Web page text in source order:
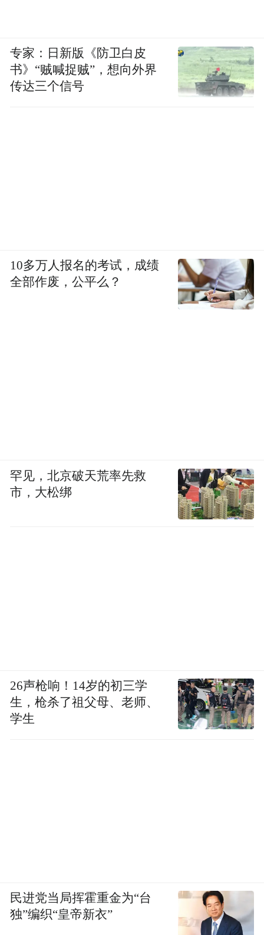
专家：日新版《防卫白皮
书》“贼喊捉贼”，想向外界
传达三个信号
10多万人报名的考试，成绩
全部作废，公平么？
罕见，北京破天荒率先救
市，大松绑
26声枪响！14岁的初三学
生，枪杀了祖父母、老师、
学生
民进党当局挥霍重金为“台
独”编织“皇帝新衣”